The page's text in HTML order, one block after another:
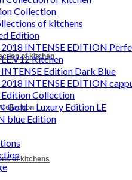
of kitchen
of kitchens
Collection
of kitchens
Edition
INTENSE EDITION
Kitchen
Edition Dark Blue
INTENSE EDITION
Collection
Gold – Luxury Edition LE
blue Edition